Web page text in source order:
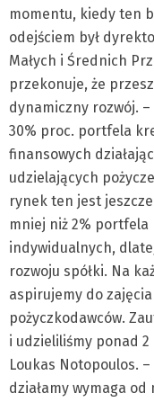
momentu, kiedy ten
odejściem był
Małych i Średnich
przekonuje, że
dynamiczny rozwój.
30% proc. portfela
finansowych
udzielających
rynek ten jest
mniej niż 2%
indywidualnych,
rozwoju spółki. Na
aspirujemy do
pożyczkodawców.
i udzieliliśmy ponad
Loukas Notopoulos.
działamy wymaga od